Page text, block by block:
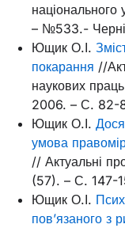
національного
– №533.-
Ющик О.І.
покарання //
наукових
2006. – С. 82-
Ющик О.І.
умова
// Актуальні
(57). – С. 147-
Ющик О.І.
пов’язаного з